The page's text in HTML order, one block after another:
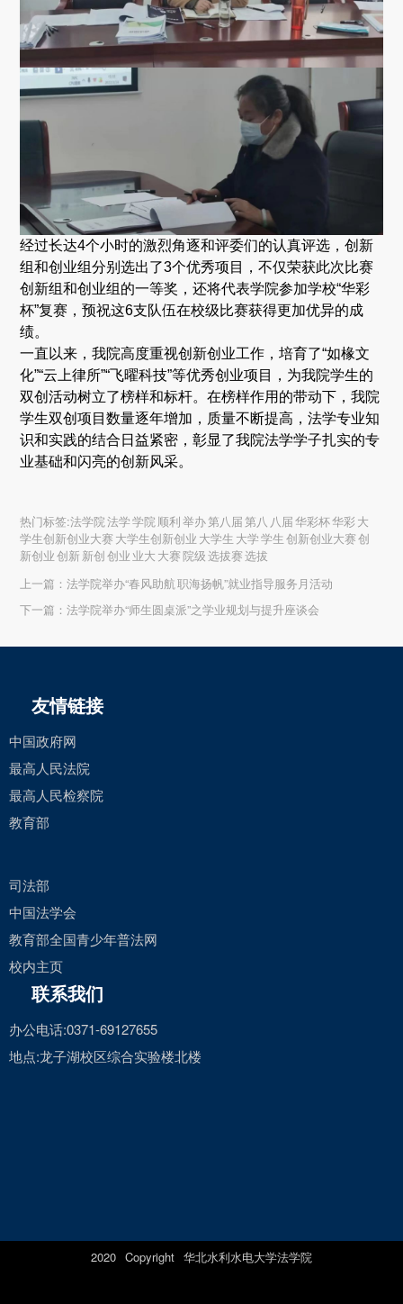
经过长达4个小时的激烈角逐和评委们的认真评选，创新
组和创业组分别选出了3个优秀项目，不仅荣获此次比赛
创新组和创业组的一等奖，还将代表学院参加学校“华彩
杯”复赛，预祝这6支队伍在校级比赛获得更加优异的成
绩。
一直以来，我院高度重视创新创业工作，培育了“如椽文
化”“云上律所”“飞曜科技”等优秀创业项目，为我院学生的
双创活动树立了榜样和标杆。在榜样作用的带动下，我院
学生双创项目数量逐年增加，质量不断提高，法学专业知
识和实践的结合日益紧密，彰显了我院法学学子扎实的专
业基础和闪亮的创新风采。
热门标签:法学院 法学 学院 顺利 举办 第八届 第八 八届 华彩杯 华彩 大
学生创新创业大赛 大学生创新创业 大学生 大学 学生 创新创业大赛 创
新创业 创新 新创 创业 业大 大赛 院级 选拔赛 选拔
上一篇：法学院举办“春风助航 职海扬帆”就业指导服务月活动
下一篇：法学院举办“师生圆桌派”之学业规划与提升座谈会
友情链接
中国政府网
最高人民法院
最高人民检察院
教育部
司法部
中国法学会
教育部全国青少年普法网
校内主页
联系我们
办公电话:0371-69127655
地点:龙子湖校区综合实验楼北楼
2020 Copyright 华北水利水电大学法学院